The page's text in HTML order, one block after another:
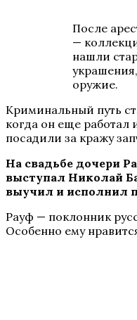
После
—
нашли
оружие.
Криминальный путь
когда он еще работал
посадили за кражу
На свадьбе дочери
выступал Николай
выучил и исполнил
Рауф — поклонник
Особенно ему